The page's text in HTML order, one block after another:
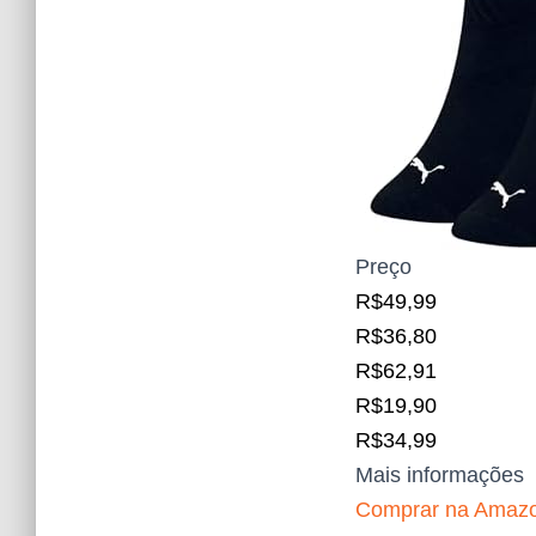
Preço
R$49,99
R$36,80
R$62,91
R$19,90
R$34,99
Mais informações
Comprar na